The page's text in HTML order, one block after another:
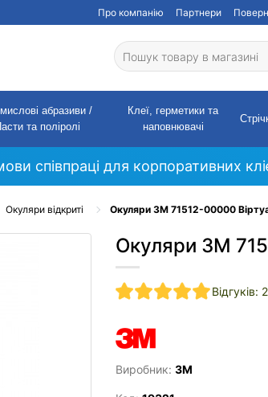
Про компанію Партнери
абразиви /
та поліролі
Клеї, герметики та
наповнювачі
співпраці для корпоративних
Окуляри відкриті Окуляри 3M 71512-00000
Окуляри 3M
Відгуків: 2
Виробник: 3M